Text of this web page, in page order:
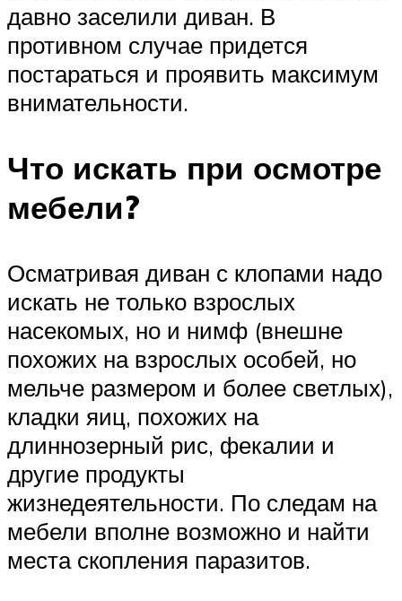
давно заселили диван. В
противном случае придется
постараться и проявить максимум
внимательности.
Что искать при осмотре
мебели?
Осматривая диван с клопами надо
искать не только взрослых
насекомых, но и нимф (внешне
похожих на взрослых особей, но
мельче размером и более светлых),
кладки яиц, похожих на
длиннозерный рис, фекалии и
другие продукты
жизнедеятельности. По следам на
мебели вполне возможно и найти
места скопления паразитов.